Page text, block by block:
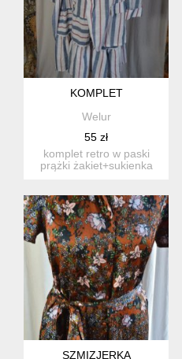
KOMPLET
Welur
55 zł
komplet retro w paski
prążki żakiet+sukienka
SZMIZJERKA